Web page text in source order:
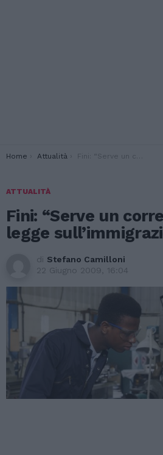
You are here:
Home Attualità Fini: “Serve un correttivo alla legge sull’immigrazione”
ATTUALITÀ
Fini: “Serve un
legge
di Stefano Camilloni
22 Giugno 2009, 16:04